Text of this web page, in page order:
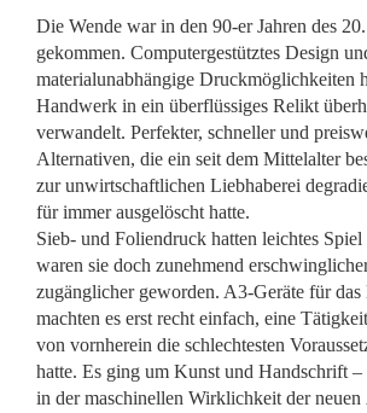
Die Wende war in den 90-er Jahren des
gekommen. Computergestütztes Design
materialunabhängige Druckmöglichkeiten
Handwerk in ein überflüssiges Relikt
verwandelt. Perfekter, schneller und
Alternativen, die ein seit dem Mittelalter
zur unwirtschaftlichen Liebhaberei
für immer ausgelöscht hatte.
Sieb- und Foliendruck hatten leichtes Spiel
waren sie doch zunehmend
zugänglicher geworden. A3-Geräte für
machten es erst recht einfach, eine
von vornherein die schlechtesten
hatte. Es ging um Kunst und Handschrift
in der maschinellen Wirklichkeit der neuen